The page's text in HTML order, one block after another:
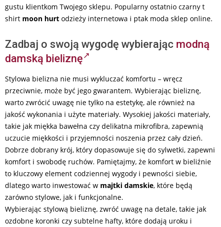
gustu klientkom Twojego sklepu. Popularny ostatnio czarny t
shirt moon hurt odzieży internetowa i ptak moda sklep online.
Zadbaj o swoją wygodę wybierając modną
damską bieliznę
Stylowa bielizna nie musi wykluczać komfortu – wręcz
przeciwnie, może być jego gwarantem. Wybierając bieliznę,
warto zwrócić uwagę nie tylko na estetykę, ale również na
jakość wykonania i użyte materiały. Wysokiej jakości materiały,
takie jak miękka bawełna czy delikatna mikrofibra, zapewnią
uczucie miękkości i przyjemności noszenia przez cały dzień.
Dobrze dobrany krój, który dopasowuje się do sylwetki, zapewni
komfort i swobodę ruchów. Pamiętajmy, że komfort w bieliźnie
to kluczowy element codziennej wygody i pewności siebie,
dlatego warto inwestować w majtki damskie, które będą
zarówno stylowe, jak i funkcjonalne.
Wybierając stylową bieliznę, zwróć uwagę na detale, takie jak
ozdobne koronki czy subtelne hafty, które dodają uroku i